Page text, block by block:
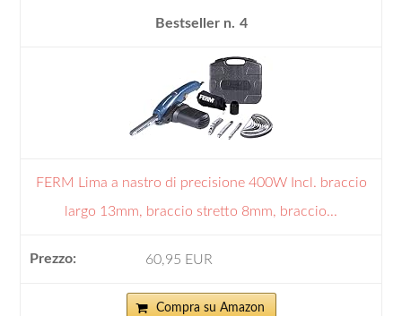
4
FERM Lima a nastro di precisione 400W Incl. braccio
largo 13mm, braccio stretto 8mm, braccio...
60,95 EUR
Compra su Amazon